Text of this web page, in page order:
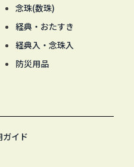
念珠(数珠)
経典・おたすき
経典入・念珠入
防災用品
ガイド